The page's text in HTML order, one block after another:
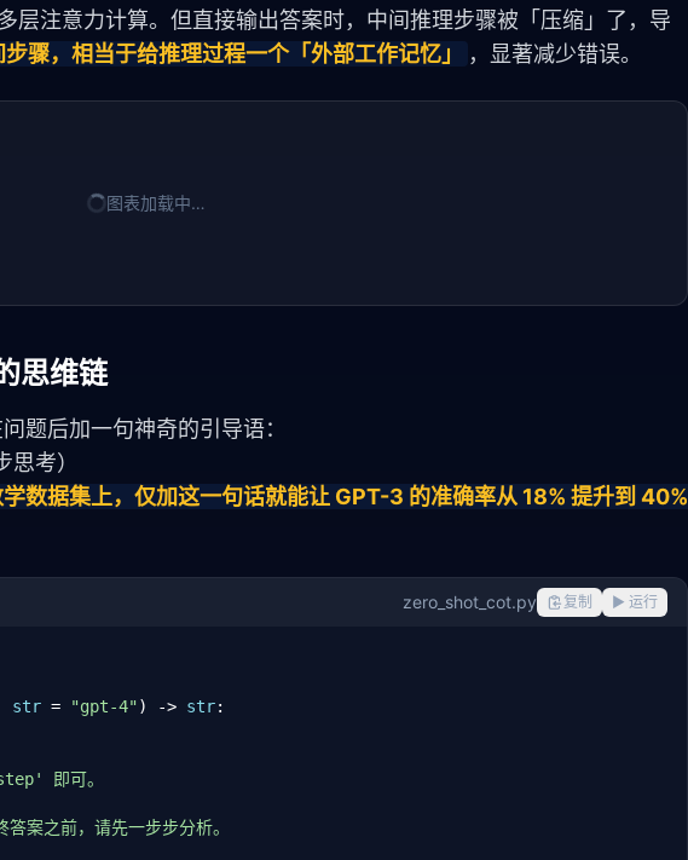
层注意力计算。但直接输出答案时，中间推理步骤被「压缩」了，导
骤，相当于给推理过程一个「外部工作记忆」 ，显著减少错误。
图表加载中…
思维链
题后加一句神奇的引导语：
考）
数据集上，仅加这一句话就能让 GPT-3 的准确率从 18% 提升到 40%
zero_shot_cot.py 复制 ▶ 运行
str = "gpt-4") -> str:
即可。
案之前，请先一步步分析。